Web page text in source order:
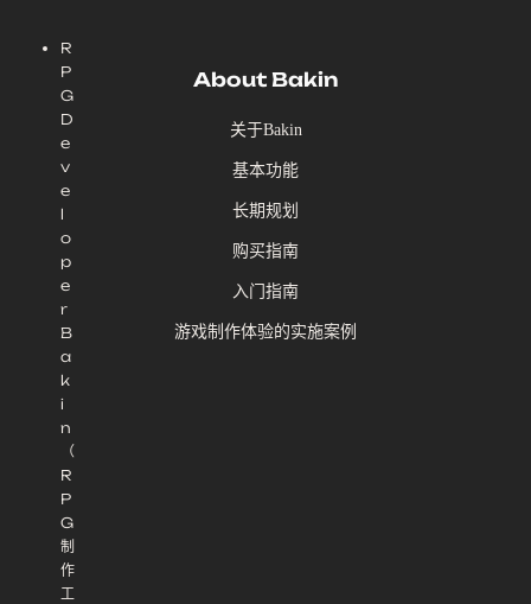
R
P
G
D
e
v
e
l
o
p
e
r
B
a
k
i
n
（
R
P
G
制
作
工
About Bakin
关于Bakin
基本功能
长期规划
购买指南
入门指南
游戏制作体验的实施案例